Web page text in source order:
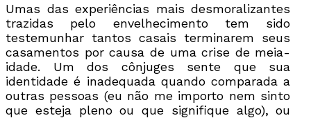
Umas das experiências mais desmoralizantes
trazidas pelo envelhecimento tem sido
testemunhar tantos casais terminarem seus
casamentos por causa de uma crise de meia-
idade. Um dos cônjuges sente que sua
identidade é inadequada quando comparada a
outras pessoas (eu não me importo nem sinto
que esteja pleno ou que signifique algo), ou